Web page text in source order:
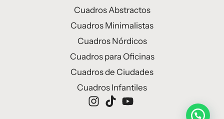
Cuadros Abstractos
Cuadros Minimalistas
Cuadros Nórdicos
Cuadros para Oficinas
Cuadros de Ciudades
Cuadros Infantiles